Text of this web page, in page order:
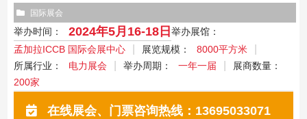
国际展会
举办时间： 2024年5月16-18日 举办展馆：
孟加拉ICCB 国际会展中心
展览规模：
8000平方米
所属行业：
电力展会 举办周期： 一年一届
展商数量：
200家
在线展会、门票咨询热线：13695033071